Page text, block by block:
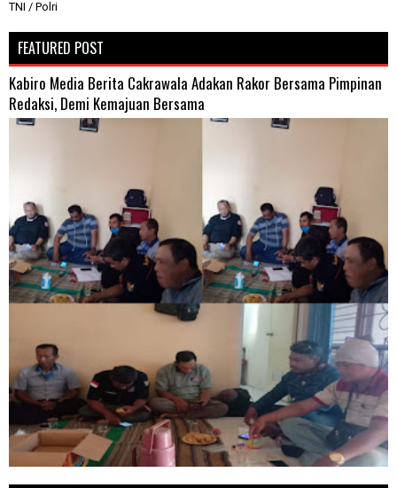
TNI / Polri
FEATURED POST
Kabiro Media Berita Cakrawala Adakan Rakor Bersama Pimpinan
Redaksi, Demi Kemajuan Bersama